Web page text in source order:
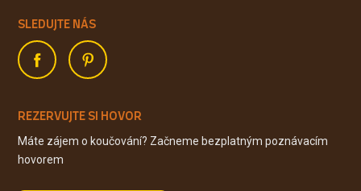
SLEDUJTE NÁS
REZERVUJTE SI HOVOR
Máte zájem o koučování? Začneme bezplatným poznávacím
hovorem